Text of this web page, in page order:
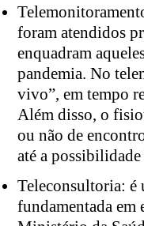
foram atendidos
enquadram
pandemia. No
vivo”, em tempo
Além disso, o
ou não de
até a
Teleconsultoria: é
fundamentada